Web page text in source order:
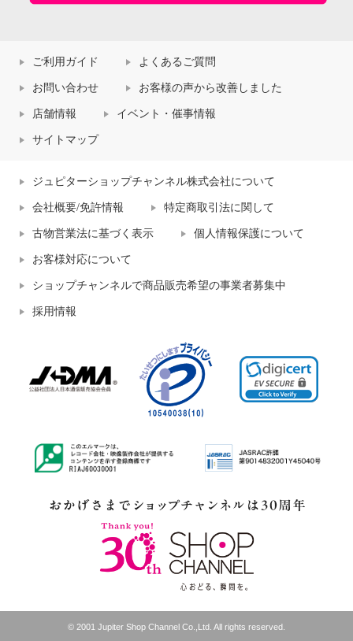
ご利用ガイド よくあるご質問
お問い合わせ お客様の声から改善しました
店舗情報 イベント・催事情報
サイトマップ
ジュピターショップチャンネル株式会社について
会社概要/免許情報 特定商取引法に関して
古物営業法に基づく表示 個人情報保護について
お客様対応について
ショップチャンネルで商品販売希望の事業者募集中
採用情報
© 2001 Jupiter Shop Channel Co.,Ltd. All rights reserved.